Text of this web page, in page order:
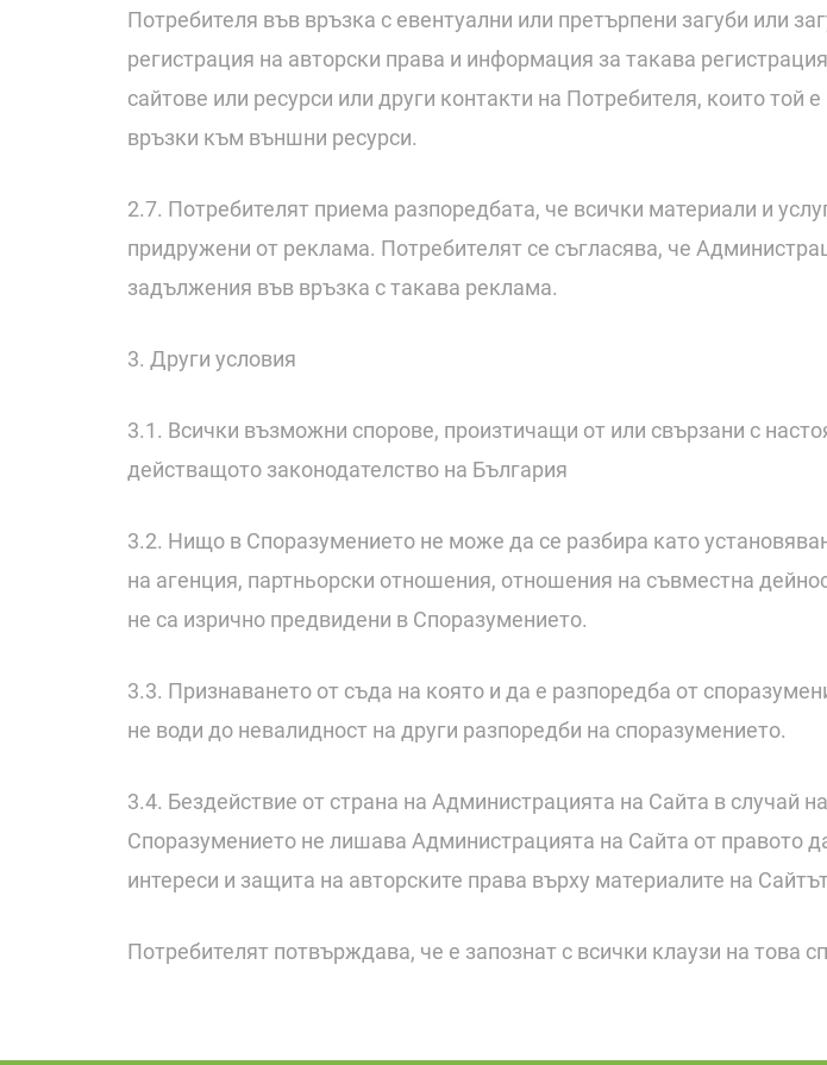
Потребителя във връзка с евентуални или претърпени загуби или
регистрация на авторски права и информация за такава
сайтове или ресурси или други контакти на Потребителя, които
връзки към външни ресурси.
2.7. Потребителят приема разпоредбата, че всички материали и
придружени от реклама. Потребителят се съгласява, че
задължения във връзка с такава реклама.
3. Други условия
3.1. Всички възможни спорове, произтичащи от или свързани с
действащото законодателство на България
3.2. Нищо в Споразумението не може да се разбира като
на агенция, партньорски отношения, отношения на съвместна
не са изрично предвидени в Споразумението.
3.3. Признаването от съда на която и да е разпоредба от
не води до невалидност на други разпоредби на споразумението.
3.4. Бездействие от страна на Администрацията на Сайта в случай
Споразумението не лишава Администрацията на Сайта от правото
интереси и защита на авторските права върху материалите на
Потребителят потвърждава, че е запознат с всички клаузи на това